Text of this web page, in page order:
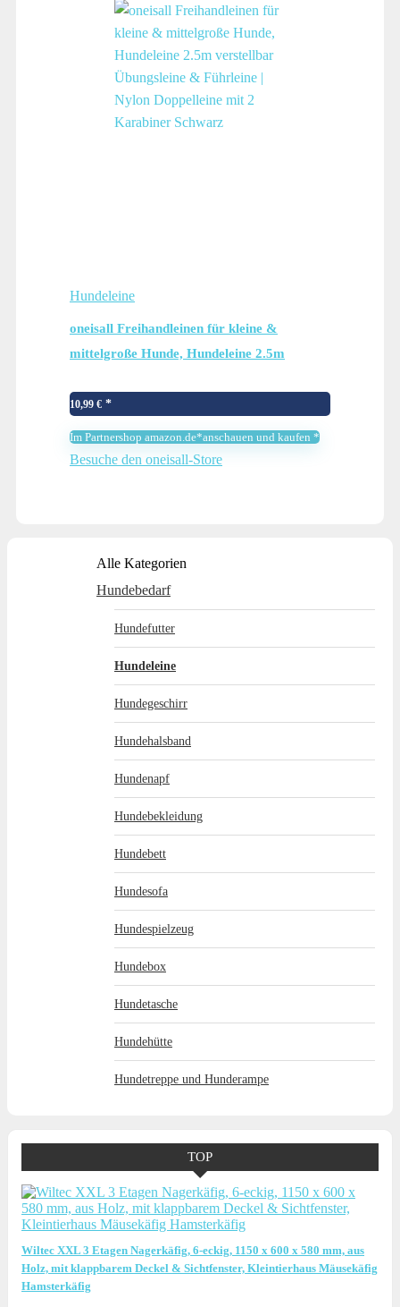
Hundeleine
oneisall Freihandleinen für kleine &
mittelgroße Hunde, Hundeleine 2.5m
Doppelleine mit 2 Karabiner Schwarz
10,99 €
Im Partnershop amazon.de*anschauen und kaufen *
Besuche den oneisall-Store
Alle Kategorien
Hundebedarf
Hundefutter
Hundeleine
Hundegeschirr
Hundehalsband
Hundenapf
Hundebekleidung
Hundebett
Hundesofa
Hundespielzeug
Hundebox
Hundetasche
Hundehütte
Hundetreppe und Hunderampe
TOP
Wiltec XXL 3 Etagen Nagerkäfig, 6-eckig, 1150 x 600 x 580 mm, aus
Holz, mit klappbarem Deckel & Sichtfenster, Kleintierhaus Mäusekäfig
Hamsterkäfig